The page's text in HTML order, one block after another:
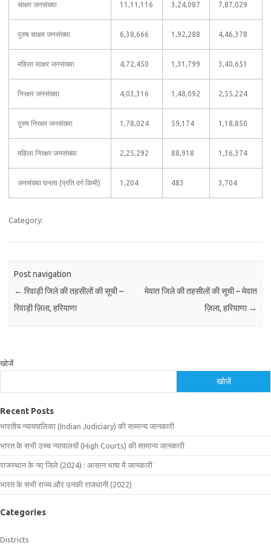
साक्षर जनसंख्या 11,11,116 3,24,087 7,87,029
पुरुष साक्षर जनसंख्या 6,38,666 1,92,288 4,46,378
महिला साक्षर जनसंख्या 4,72,450 1,31,799 3,40,651
निरक्षर जनसंख्या 4,03,316 1,48,092 2,55,224
पुरुष निरक्षर जनसंख्या 1,78,024 59,174 1,18,850
महिला निरक्षर जनसंख्या 2,25,292 88,918 1,36,374
जनसंख्या घनत्व (प्रति वर्ग किमी) 1,204 483 3,704
Category:
Post navigation
← रिवाड़ी जिले की तहसीलों की सूची –
रिवाड़ी ज़िला, हरियाणा
मेवात जिले की तहसीलों की सूची – मेवात
ज़िला, हरियाणा →
खोजें
खोजें
Recent Posts
भारतीय न्यायपालिका (Indian Judiciary) की सामान्य जानकारी
भारत के सभी उच्च न्यायालयों (High Courts) की सामान्य जानकारी
राजस्थान के नए जिले (2024) : आसान भाषा में जानकारी
भारत के सभी राज्य और उनकी राजधानी (2022)
Categories
Districts